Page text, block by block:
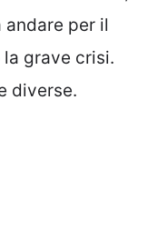
andare per il
grave crisi.
diverse.